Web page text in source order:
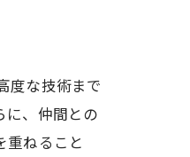
度な技術まで
に、仲間との
ねること